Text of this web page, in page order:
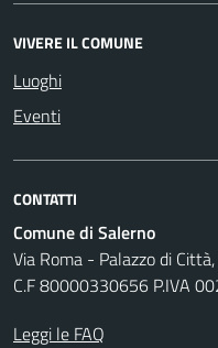
VIVERE IL COMUNE
Luoghi
Eventi
CONTATTI
Comune di Salerno
Via Roma - Palazzo di
C.F 80000330656 P.IVA
Leggi le FAQ